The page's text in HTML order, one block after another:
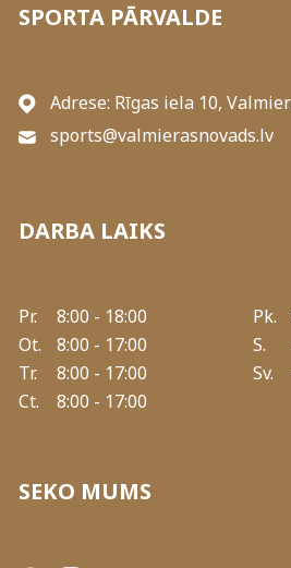
SPORTA PĀRVALDE
Adrese: Rīgas iela 10,
sports@valmierasnovads.lv
DARBA LAIKS
Pr.
8:00 - 18:00
Ot.
8:00 - 17:00
Tr.
8:00 - 17:00
Ct.
8:00 - 17:00
Pk.
S.
Sv.
SEKO MUMS